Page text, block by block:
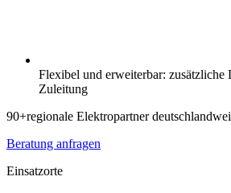
Flexibel und erweiterbar: zusätzliche
Zuleitung
90+regionale Elektropartner
Beratung anfragen
Einsatzorte